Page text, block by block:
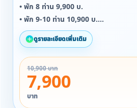
• พัก 8 ท่าน 9,900 บ.
• พัก 9-10 ท่าน 10,900 บ.
เด็กอายุต่ำกว่า 5 ขวบ พักฟรี!
☆พิเศษสุด ๆ
พักคืนที่ 2 เป็นต้นไป ลดทันที 20% คร่าาา
▪ Free ขนมและเครื่องดื่ม
ดูรายละเอียดเพิ่มเติม
10,900 บาท
7,900
บาท